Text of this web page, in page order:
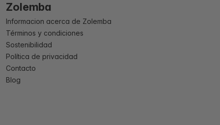
Zolemba
Informacion acerca de Zolemba
Términos y condiciones
Sostenibilidad
Política de privacidad
Contacto
Blog